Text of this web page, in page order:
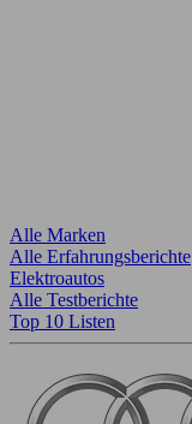
Alle Marken
Alle Erfahrungsberichte
Elektroautos
Alle Testberichte
Top 10 Listen